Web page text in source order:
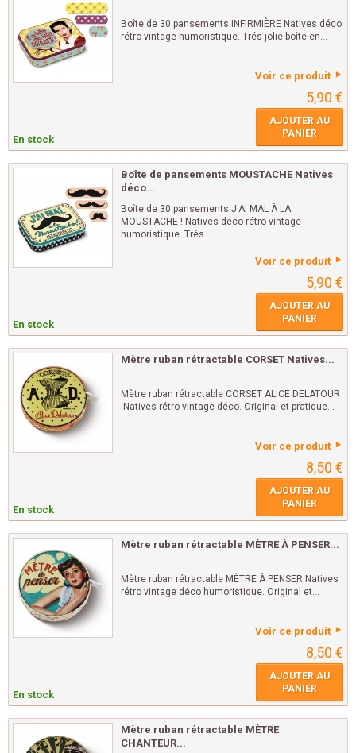
Boîte de 30 pansements INFIRMIÈRE Natives déco
rétro vintage humoristique. Trés jolie boîte en...
Voir ce produit
5,90 €
En stock
AJOUTER AU
PANIER
Boîte de pansements MOUSTACHE Natives
déco...
Boîte de 30 pansements J'AI MAL À LA
MOUSTACHE ! Natives déco rétro vintage
humoristique. Trés...
Voir ce produit
5,90 €
En stock
AJOUTER AU
PANIER
Mètre ruban rétractable CORSET Natives...
Mètre ruban rétractable CORSET ALICE DELATOUR
Natives rétro vintage déco. Original et pratique...
Voir ce produit
8,50 €
En stock
AJOUTER AU
PANIER
Mètre ruban rétractable MÈTRE À PENSER...
Mètre ruban rétractable MÈTRE À PENSER Natives
rétro vintage déco humoristique. Original et...
Voir ce produit
8,50 €
En stock
AJOUTER AU
PANIER
Mètre ruban rétractable MÈTRE
CHANTEUR...